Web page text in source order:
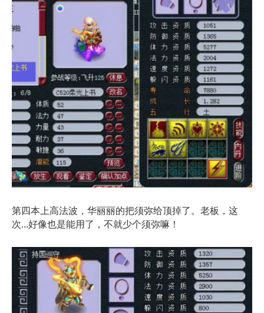
第四本上高法波，华丽丽的把须弥给顶掉了。老板，这
次...好像也是能用了，不就少个须弥嘛！